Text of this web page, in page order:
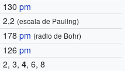
130pm
2,2(escala de Pauling)
178pm (radio de Bohr)
126pm
2, 3,4, 6, 8